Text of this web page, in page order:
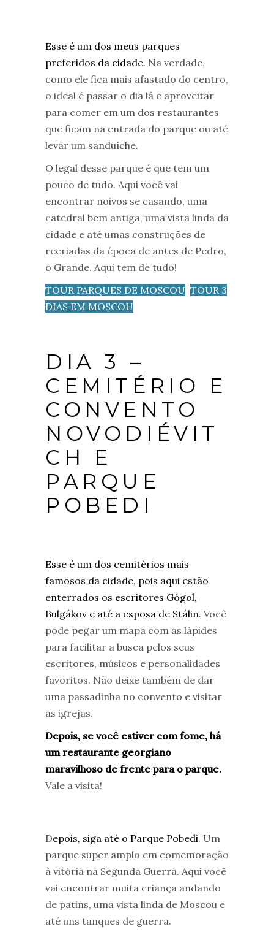
Esse é um dos meus parques
preferidos da cidade. Na verdade,
como ele fica mais afastado do centro,
o ideal é passar o dia lá e aproveitar
para comer em um dos restaurantes
que ficam na entrada do parque ou até
levar um sanduíche.
O legal desse parque é que tem um
pouco de tudo. Aqui você vai
encontrar noivos se casando, uma
catedral bem antiga, uma vista linda da
cidade e até umas construções de
recriadas da época de antes de Pedro,
o Grande. Aqui tem de tudo!
TOUR PARQUES DE MOSCOU TOUR 3
DIAS EM MOSCOU
DIA 3 –
CEMITÉRIO E
CONVENTO
NOVODIÉVIT
CH E
PARQUE
POBEDI
Esse é um dos cemitérios mais
famosos da cidade, pois aqui estão
enterrados os escritores Gógol,
Bulgákov e até a esposa de Stálin. Você
pode pegar um mapa com as lápides
para facilitar a busca pelos seus
escritores, músicos e personalidades
favoritos. Não deixe também de dar
uma passadinha no convento e visitar
as igrejas.
Depois, se você estiver com fome, há
um restaurante georgiano
maravilhoso de frente para o parque.
Vale a visita!
Depois, siga até o Parque Pobedi. Um
parque super amplo em comemoração
à vitória na Segunda Guerra. Aqui você
vai encontrar muita criança andando
de patins, uma vista linda de Moscou e
até uns tanques de guerra.